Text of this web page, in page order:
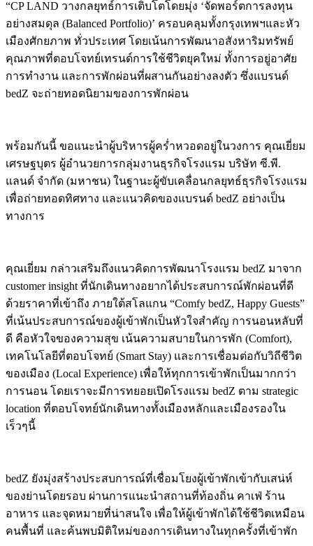
“CP LAND วางกลยุทธ์การเติบโตโดยมุ่ง ‘จัดพอร์ตการลงทุน
อย่างสมดุล (Balanced Portfolio)’ ครอบคลุมทั้งกรุงเทพฯและหัว
เมืองศักยภาพ ทั่วประเทศ โดยเน้นการพัฒนาอสังหาริมทรัพย์
คุณภาพที่ตอบโจทย์เทรนด์การใช้ชีวิตยุคใหม่ ทั้งการอยู่อาศัย
การทำงาน และการพักผ่อนที่ผสานกันอย่างลงตัว ซึ่งแบรนด์
bedZ จะถ่ายทอดนิยามของการพักผ่อน
พร้อมกันนี้ ขอแนะนำผู้บริหารผู้คร่ำหวอดอยู่ในวงการ คุณเยี่ยม
เศรษฐบุตร ผู้อำนวยการกลุ่มงานธุรกิจโรงแรม บริษัท ซี.พี.
แลนด์ จำกัด (มหาชน) ในฐานะผู้ขับเคลื่อนกลยุทธ์ธุรกิจโรงแรม
เพื่อถ่ายทอดทิศทาง และแนวคิดของแบรนด์ bedZ อย่างเป็น
ทางการ
คุณเยี่ยม กล่าวเสริมถึงแนวคิดการพัฒนาโรงแรม bedZ มาจาก
customer insight ที่นักเดินทางอยากได้ประสบการณ์พักผ่อนที่ดี
ด้วยราคาที่เข้าถึง ภายใต้สโลแกน “Comfy bedZ, Happy Guests”
ที่เน้นประสบการณ์ของผู้เข้าพักเป็นหัวใจสำคัญ การนอนหลับที่
ดี คือหัวใจของความสุข เน้นความสบายในการพัก (Comfort),
เทคโนโลยีที่ตอบโจทย์ (Smart Stay) และการเชื่อมต่อกับวิถีชีวิต
ของเมือง (Local Experience) เพื่อให้ทุกการเข้าพักเป็นมากกว่า
การนอน โดยเราจะมีการทยอยเปิดโรงแรม bedZ ตาม strategic
location ที่ตอบโจทย์นักเดินทางทั้งเมืองหลักและเมืองรองใน
เร็วๆนี้
bedZ ยังมุ่งสร้างประสบการณ์ที่เชื่อมโยงผู้เข้าพักเข้ากับเสน่ห์
ของย่านโดยรอบ ผ่านการแนะนำสถานที่ท้องถิ่น คาเฟ่ ร้าน
อาหาร และจุดหมายที่น่าสนใจ เพื่อให้ผู้เข้าพักได้ใช้ชีวิตเหมือน
คนพื้นที่ และค้นพบมิติใหม่ของการเดินทางในทุกครั้งที่เข้าพัก